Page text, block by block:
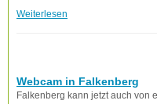
Weiterlesen
Webcam in Falkenberg
Falkenberg kann jetzt auch von